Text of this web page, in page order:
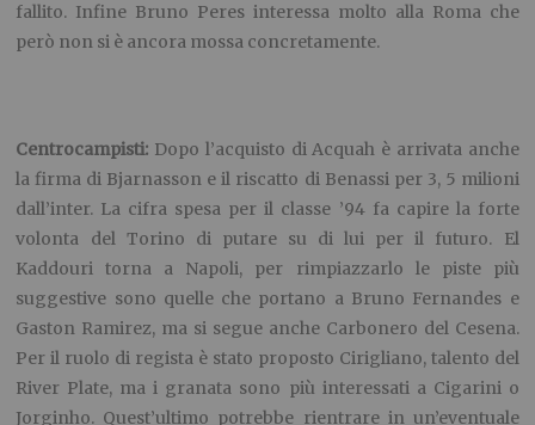
fallito. Infine Bruno Peres interessa molto alla Roma che
però non si è ancora mossa concretamente.
Centrocampisti: Dopo l’acquisto di Acquah è arrivata anche
la firma di Bjarnasson e il riscatto di Benassi per 3, 5 milioni
dall’inter. La cifra spesa per il classe ’94 fa capire la forte
volonta del Torino di putare su di lui per il futuro. El
Kaddouri torna a Napoli, per rimpiazzarlo le piste più
suggestive sono quelle che portano a Bruno Fernandes e
Gaston Ramirez, ma si segue anche Carbonero del Cesena.
Per il ruolo di regista è stato proposto Cirigliano, talento del
River Plate, ma i granata sono più interessati a Cigarini o
Jorginho. Quest’ultimo potrebbe rientrare in un’eventuale